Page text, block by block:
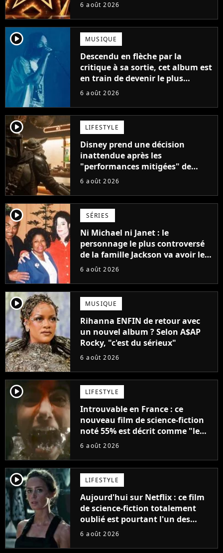
6 août 2026
player2 MUSIQUE
Descendu en flèche par la
critique à sa sortie, cet album est
en train de devenir le plus
populaire de son auteur
6 août 2026
player2 LIFESTYLE
Disney prend une décision
inattendue après les
"performances mitigées" de
Vaiana et The Mandalorian &
6 août 2026
player2 SÉRIES
Ni Michael ni Janet : le
personnage le plus controversé
de la famille Jackson va avoir le
droit à sa propre série
6 août 2026
player2 MUSIQUE
Rihanna ENFIN de retour avec
un nouvel album ? Selon A$AP
Rocky, "c'est du sérieux"
6 août 2026
player2 LIFESTYLE
Introuvable en France : ce
nouveau film de science-fiction
noté 55% est décrit comme "le
plus stupide de l'année"
6 août 2026
player2 LIFESTYLE
Aujourd'hui sur Netflix : ce film
de science-fiction totalement
oublié est pourtant l'un des
meilleurs des années 2010
6 août 2026